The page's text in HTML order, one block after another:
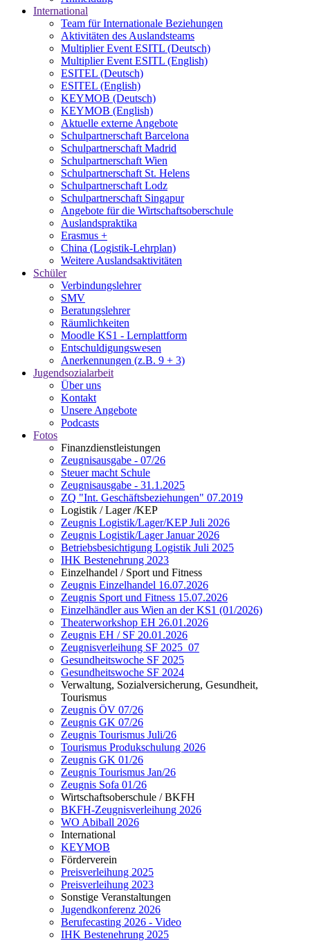
International
Team für Internationale Beziehungen
Aktivitäten des Auslandsteams
Multiplier Event ESITL (Deutsch)
Multiplier Event ESITL (English)
ESITEL (Deutsch)
ESITEL (English)
KEYMOB (Deutsch)
KEYMOB (English)
Aktuelle externe Angebote
Schulpartnerschaft Barcelona
Schulpartnerschaft Madrid
Schulpartnerschaft Wien
Schulpartnerschaft St. Helens
Schulpartnerschaft Lodz
Schulpartnerschaft Singapur
Angebote für die Wirtschaftsoberschule
Auslandspraktika
Erasmus +
China (Logistik-Lehrplan)
Weitere Auslandsaktivitäten
Schüler
Verbindungslehrer
SMV
Beratungslehrer
Räumlichkeiten
Moodle KS1 - Lernplattform
Entschuldigungswesen
Anerkennungen (z.B. 9 + 3)
Jugendsozialarbeit
Über uns
Kontakt
Unsere Angebote
Podcasts
Fotos
Finanzdienstleistungen
Zeugnisausgabe - 07/26
Steuer macht Schule
Zeugnisausgabe - 31.1.2025
ZQ "Int. Geschäftsbeziehungen" 07.2019
Logistik / Lager /KEP
Zeugnis Logistik/Lager/KEP Juli 2026
Zeugnis Logistik/Lager Januar 2026
Betriebsbesichtigung Logistik Juli 2025
IHK Bestenehrung 2023
Einzelhandel / Sport und Fitness
Zeugnis Einzelhandel 16.07.2026
Zeugnis Sport und Fitness 15.07.2026
Einzelhändler aus Wien an der KS1 (01/2026)
Theaterworkshop EH 26.01.2026
Zeugnis EH / SF 20.01.2026
Zeugnisverleihung SF 2025_07
Gesundheitswoche SF 2025
Gesundheitswoche SF 2024
Verwaltung, Sozialversicherung, Gesundheit,
Tourismus
Zeugnis ÖV 07/26
Zeugnis GK 07/26
Zeugnis Tourismus Juli/26
Tourismus Produkschulung 2026
Zeugnis GK 01/26
Zeugnis Tourismus Jan/26
Zeugnis Sofa 01/26
Wirtschaftsoberschule / BKFH
BKFH-Zeugnisverleihung 2026
WO Abiball 2026
International
KEYMOB
Förderverein
Preisverleihung 2025
Preisverleihung 2023
Sonstige Veranstaltungen
Jugendkonferenz 2026
Berufecasting 2026 - Video
IHK Bestenehrung 2025